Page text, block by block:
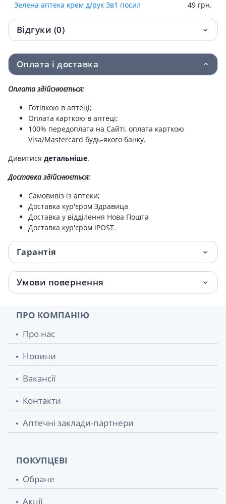
Зелена аптека крем д/рук 3в1 посил
49 грн.
Зелена аптека крем д/рук 3в1 нова шкiра
51 грн.
Зелена аптека крем для рук 100 мл алое 51.80 грн.
олива
Зелена аптека крем для рук 100 мл
маслиновий
Зелена аптека крем для нiг загоюючий
75мл
Шампунь дiгтярний 250мл
Зелена аптека мило рiдке алое з дозат
465мл
Зелена аптека мило рiдке ромашка з
дозат 465мл
83 грн.
Зелена аптека Крем косметичний 200 мл
зелений чай
Зелена аптека гель для вмивання 270 мл
шавлiя
Зелена аптека шампунь фл. 350 мл Реп'ях
та протеїни пшениці
87 грн.
Зелена аптека крем косметичний "зелена
аптека" 200 мл п/зморшок з паростками
Зелена аптека крем косметичний 200 мл
глибокозволожуюч. з алоє
Відгуки (0)
Оплата і доставка
Оплата здійснюється:
Готівкою в аптеці;
Оплата карткою в аптеці;
100% передоплата на Сайті, оплата карткою
Visa/Mastercard будь-якого банку.
Дивитися детальніше.
Доставка здійснюється:
Самовивіз із аптеки;
Доставка кур'єром Здравица
Доставка у відділення Нова Пошта
Доставка кур'єром iPOST.
Гарантія
Умови повернення
ПРО КОМПАНІЮ
Про нас
Новини
Вакансії
Контакти
Аптечні заклади-партнери
ПОКУПЦЕВІ
Обране
Акції